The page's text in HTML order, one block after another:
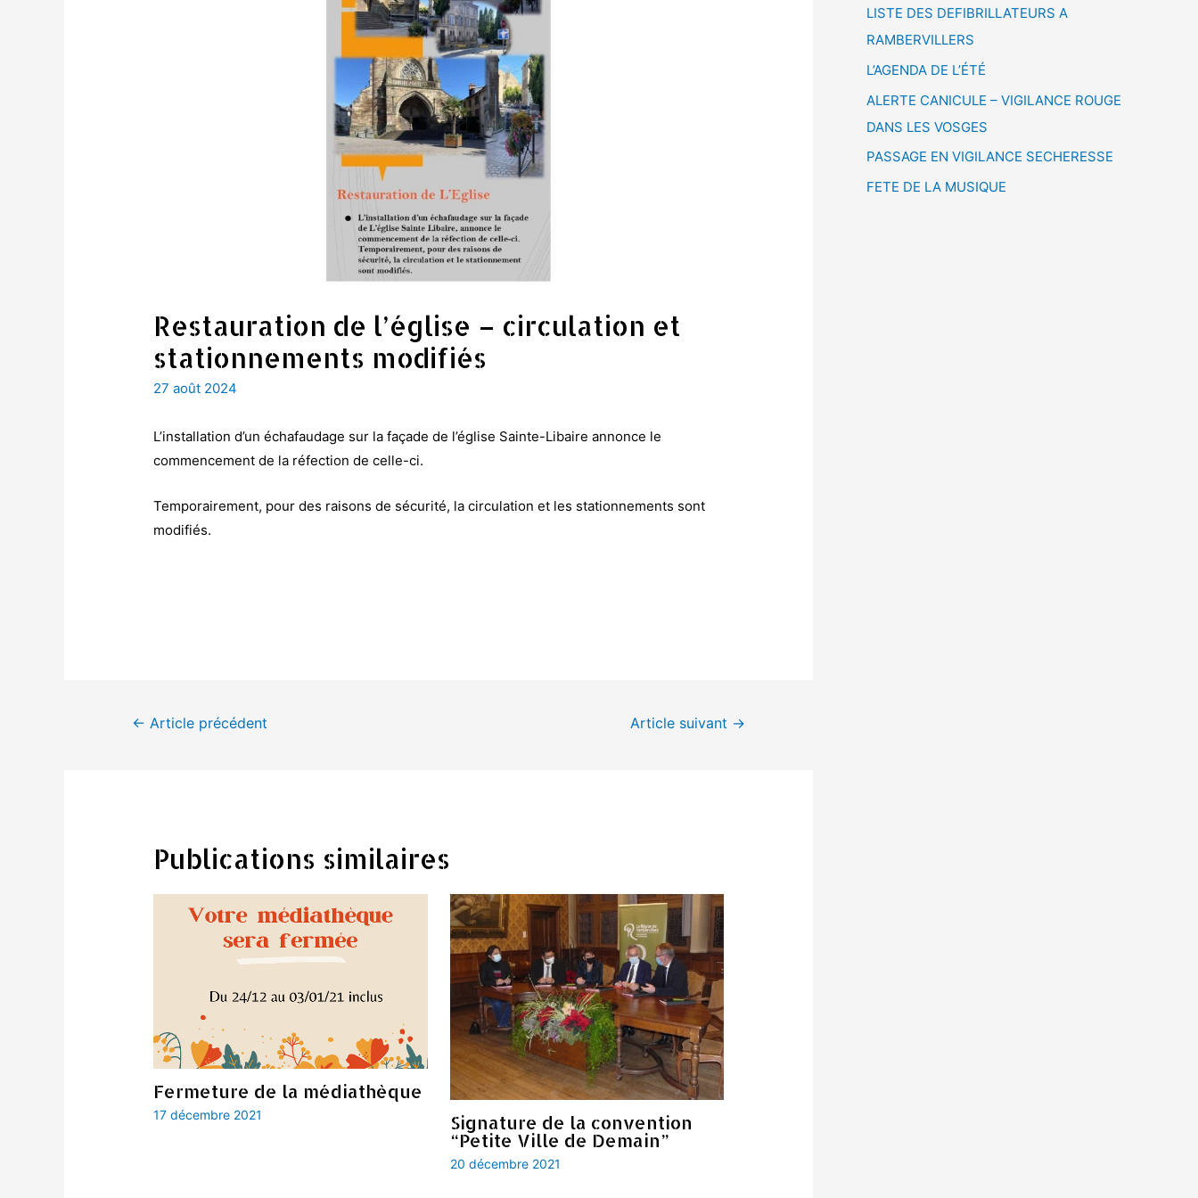
Restauration de l’église – circulation et
stationnements modifiés
27 août 2024
L’installation d’un échafaudage sur la façade de l’église Sainte-Libaire annonce le
commencement de la réfection de celle-ci.
Temporairement, pour des raisons de sécurité, la circulation et les stationnements sont
modifiés.
Navigation
← Article précédent Article suivant →
Publications similaires
Fermeture de la médiathèque
17 décembre 2021 Signature de la convention
“Petite Ville de Demain”
20 décembre 2021
LISTE DES DEFIBRILLATEURS A
RAMBERVILLERS
L’AGENDA DE L’ÉTÉ
ALERTE CANICULE – VIGILANCE ROUGE
DANS LES VOSGES
PASSAGE EN VIGILANCE SECHERESSE
FETE DE LA MUSIQUE